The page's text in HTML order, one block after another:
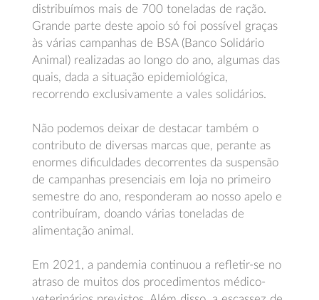
distribuímos mais de 700 toneladas de ração.
Grande parte deste apoio só foi possível graças
às várias campanhas de BSA (Banco Solidário
Animal) realizadas ao longo do ano, algumas das
quais, dada a situação epidemiológica,
recorrendo exclusivamente a vales solidários.
Não podemos deixar de destacar também o
contributo de diversas marcas que, perante as
enormes dificuldades decorrentes da suspensão
de campanhas presenciais em loja no primeiro
semestre do ano, responderam ao nosso apelo e
contribuíram, doando várias toneladas de
alimentação animal.
Em 2021, a pandemia continuou a refletir-se no
atraso de muitos dos procedimentos médico-